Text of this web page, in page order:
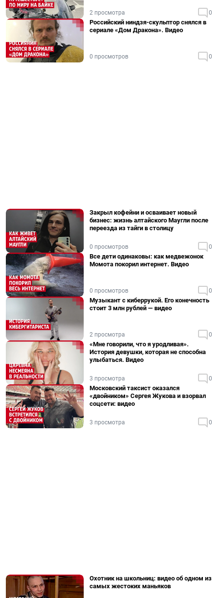
2 просмотра 0
Российский ниндзя-скульптор снялся в
сериале «Дом Дракона». Видео
0 просмотров 0
Закрыл кофейни и осваивает новый
бизнес: жизнь алтайского Маугли после
переезда из тайги в столицу
0 просмотров 0
Все дети одинаковы: как медвежонок
Момота покорил интернет. Видео
0 просмотров 0
Музыкант с киберрукой. Его конечность
стоит 3 млн рублей — видео
2 просмотра 0
«Мне говорили, что я уродливая».
История девушки, которая не способна
улыбаться. Видео
3 просмотра 0
Московский таксист оказался
«двойником» Сергея Жукова и взорвал
соцсети: видео
3 просмотра 0
Охотник на школьниц: видео об одном из
самых жестоких маньяков